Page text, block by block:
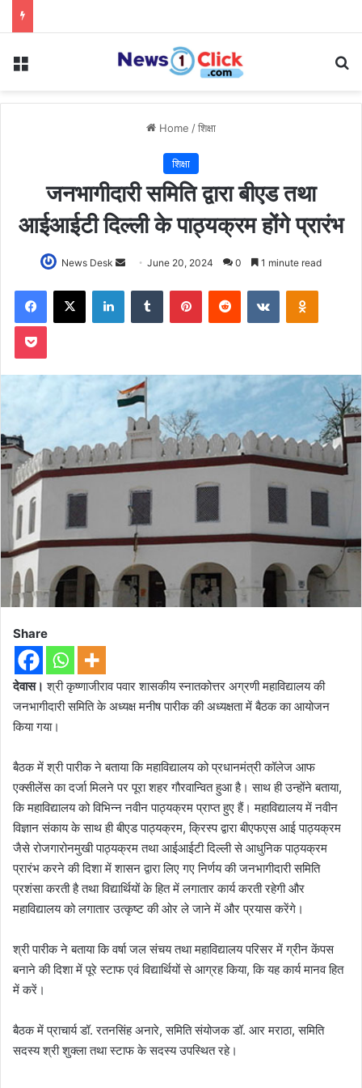
Menu
Home /शिक्षा
शिक्षा
जनभागीदारी समिति द्वारा बीएड तथा
आईआईटी दिल्ली के पाठ्यक्रम होंगे प्रारंभ
News Desk
Send
email
June 20, 2024 0 1 minute read
Facebook
X LinkedInTumblr PinterestReddit VKontakte
Pocket
Share
देवास। श्री कृष्णाजीराव पवार शासकीय स्नातकोत्तर अग्रणी महाविद्यालय की
जनभागीदारी समिति के अध्यक्ष मनीष पारीक की अध्यक्षता में बैठक का आयोजन
किया गया।
बैठक में श्री पारीक ने बताया कि महाविद्यालय को प्रधानमंत्री कॉलेज आफ
एक्सीलेंस का दर्जा मिलने पर पूरा शहर गौरवान्वित हुआ है। साथ ही उन्होंने बताया,
कि महाविद्यालय को विभिन्न नवीन पाठ्यक्रम प्राप्त हुए हैं। महाविद्यालय में नवीन
विज्ञान संकाय के साथ ही बीएड पाठ्यक्रम, क्रिस्प द्वारा बीएफएस आई पाठ्यक्रम
जैसे रोजगारोनमुखी पाठ्यक्रम तथा आईआईटी दिल्ली से आधुनिक पाठ्यक्रम
प्रारंभ करने की दिशा में शासन द्वारा लिए गए निर्णय की जनभागीदारी समिति
प्रशंसा करती है तथा विद्यार्थियों के हित में लगातार कार्य करती रहेगी और
महाविद्यालय को लगातार उत्कृष्ट की ओर ले जाने में और प्रयास करेंगे।
श्री पारीक ने बताया कि वर्षा जल संचय तथा महाविद्यालय परिसर में ग्रीन केंपस
बनाने की दिशा में पूरे स्टाफ एवं विद्यार्थियों से आग्रह किया, कि यह कार्य मानव हित
में करें।
बैठक में प्राचार्य डॉ. रतनसिंह अनारे, समिति संयोजक डॉ. आर मराठा, समिति
सदस्य श्री शुक्ला तथा स्टाफ के सदस्य उपस्थित रहे।